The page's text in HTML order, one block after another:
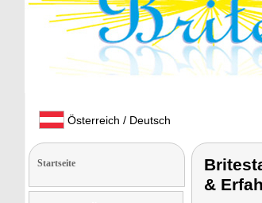
Österreich / Deutsch
Startseite
&